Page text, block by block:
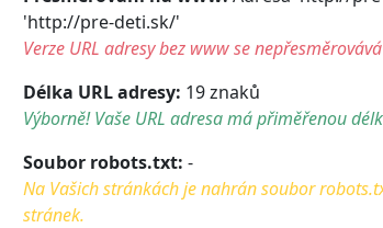
'http://pre-deti.sk/'
Verze URL adresy bez www se
Délka URL adresy: 19 znaků
Výborně! Vaše URL adresa má přiměřenou
Soubor robots.txt: -
Na Vašich stránkách je nahrán soubor
stránek.